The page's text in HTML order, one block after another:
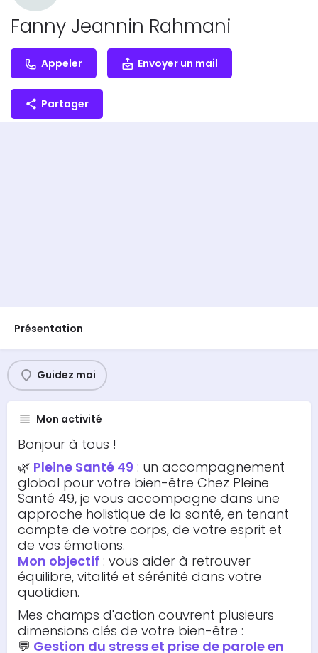
Fanny Jeannin Rahmani
Appeler Envoyer un mail
Partager
Présentation
Guidez moi
Mon activité
Bonjour à tous !
🌿 Pleine Santé 49 : un accompagnement
global pour votre bien-être Chez Pleine
Santé 49, je vous accompagne dans une
approche holistique de la santé, en tenant
compte de votre corps, de votre esprit et
de vos émotions.
Mon objectif : vous aider à retrouver
équilibre, vitalité et sérénité dans votre
quotidien.
Mes champs d'action couvrent plusieurs
dimensions clés de votre bien-être :
💬 Gestion du stress et prise de parole en